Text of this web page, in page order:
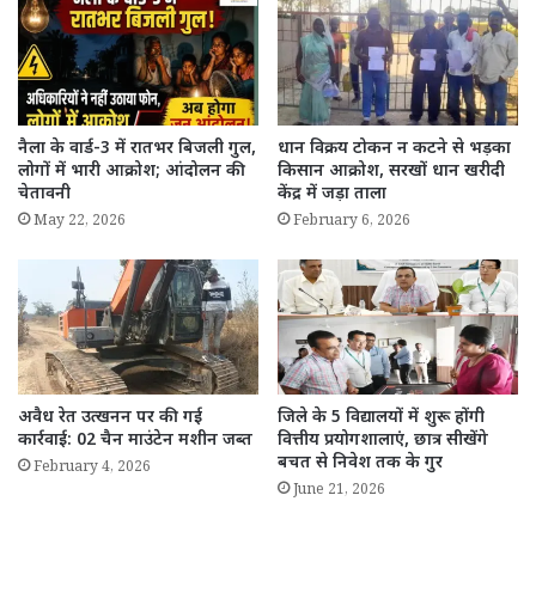
नैला के वार्ड-3 में रातभर बिजली गुल,
लोगों में भारी आक्रोश; आंदोलन की
चेतावनी
May 22, 2026
धान विक्रय टोकन न कटने से भड़का
किसान आक्रोश, सरखों धान खरीदी
केंद्र में जड़ा ताला
February 6, 2026
अवैध रेत उत्खनन पर की गई
कार्रवाई: 02 चैन माउंटेन मशीन जब्त
February 4, 2026
जिले के 5 विद्यालयों में शुरू होंगी
वित्तीय प्रयोगशालाएं, छात्र सीखेंगे
बचत से निवेश तक के गुर
June 21, 2026